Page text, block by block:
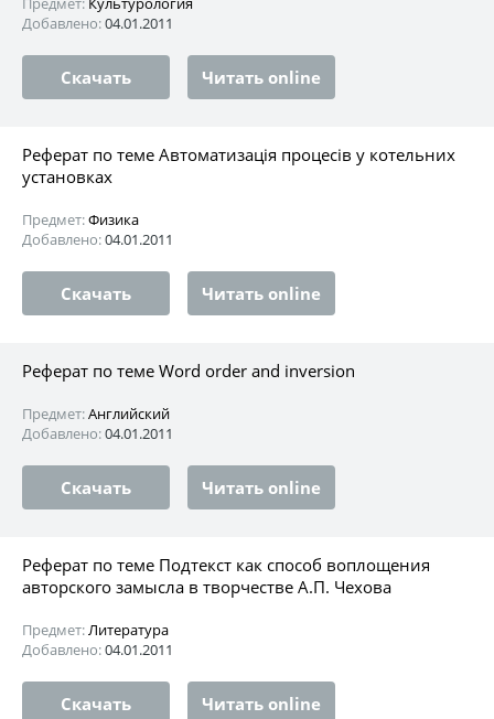
Добавлено:04.01.2011
Скачать Читать online
Реферат по теме Автоматизація процесів у котельних
установках
Предмет:Физика
Добавлено:04.01.2011
Скачать Читать online
Реферат по теме Word order and inversion
Предмет:Английский
Добавлено:04.01.2011
Скачать Читать online
Реферат по теме Подтекст как способ воплощения
авторского замысла в творчестве А.П. Чехова
Предмет:Литература
Добавлено:04.01.2011
Скачать Читать online